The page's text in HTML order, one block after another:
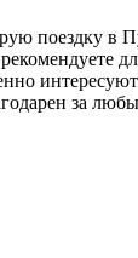
поездку в
за